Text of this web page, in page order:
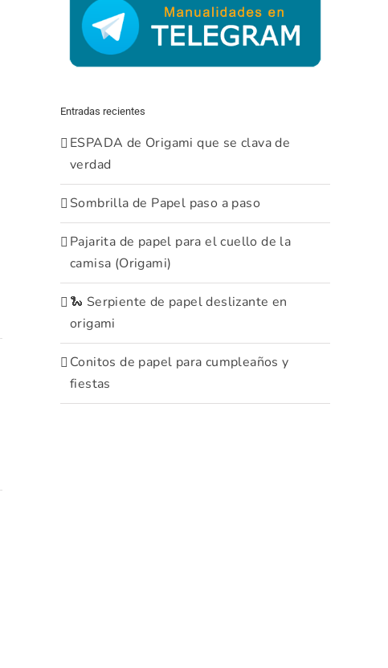
Entradas recientes
ESPADA de Origami que se clava de
verdad
Sombrilla de Papel paso a paso
Pajarita de papel para el cuello de la
camisa (Origami)
🐍 Serpiente de papel deslizante en
origami
Conitos de papel para cumpleaños y
fiestas